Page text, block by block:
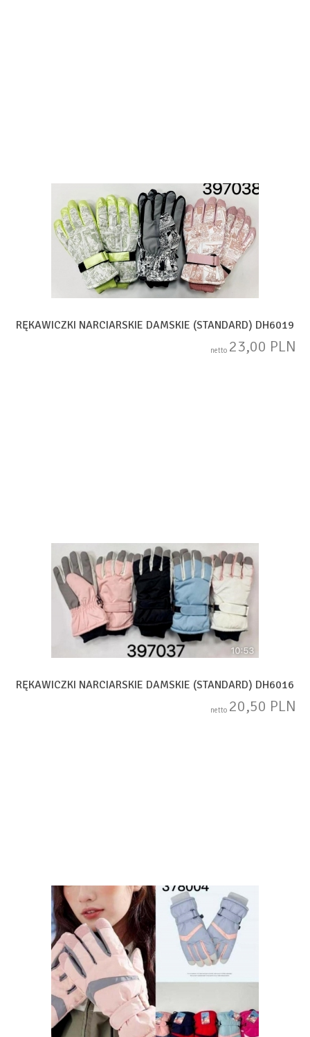
RĘKAWICZKI NARCIARSKIE DAMSKIE (STANDARD) DH6019
netto 23,00 PLN
RĘKAWICZKI NARCIARSKIE DAMSKIE (STANDARD) DH6016
netto 20,50 PLN